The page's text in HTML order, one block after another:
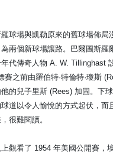
球場與凱勒原來的舊球場佈局
兩個新球場讓路。巴爾圖斯羅
代傳奇人物 A. W. Tillinghast
賽之前由羅伯特·特倫特·瓊斯
的兒子里斯 (Rees) 加固。下
道以令人愉悅的方式起伏，而
很難閱讀。
觀看了 1954 年美國公開賽，